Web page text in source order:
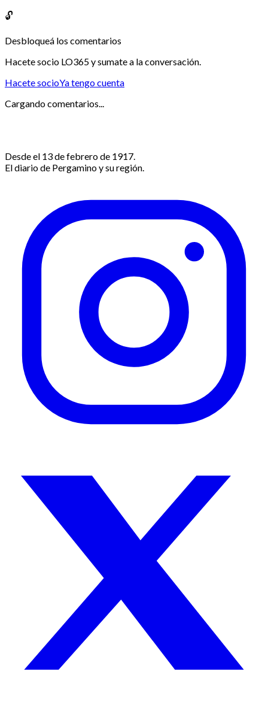
🔓
Desbloqueá los comentarios
Hacete socio LO365 y sumate a la conversación.
Hacete socioYa tengo cuenta
Cargando comentarios...
Desde el 13 de febrero de 1917.
El diario de Pergamino y su región.